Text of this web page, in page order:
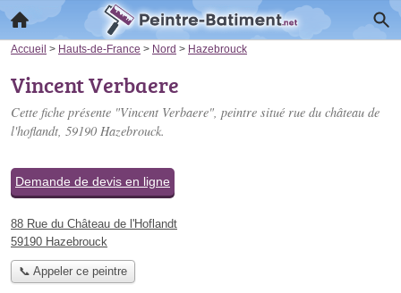
Accueil > Hauts-de-France > Nord > Hazebrouck
Vincent Verbaere
Cette fiche présente "Vincent Verbaere", peintre situé rue du château de
l'hoflandt, 59190 Hazebrouck.
Demande de devis en ligne
88 Rue du Château de l'Hoflandt
59190 Hazebrouck
📞 Appeler ce peintre